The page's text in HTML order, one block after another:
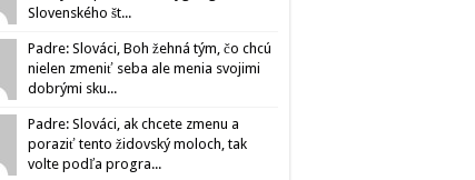
Slovenského št...
Padre: Slováci, Boh žehná tým, čo chcú
nielen zmeniť seba ale menia svojimi
dobrými sku...
Padre: Slováci, ak chcete zmenu a
poraziť tento židovský moloch, tak
volte podľa progra...